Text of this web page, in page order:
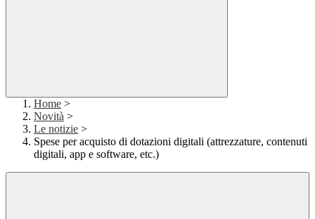
Home >
Novità >
Le notizie >
Spese per acquisto di dotazioni digitali (attrezzature, contenuti
digitali, app e software, etc.)